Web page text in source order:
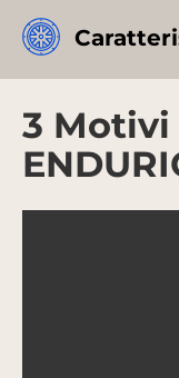
3 Motivi